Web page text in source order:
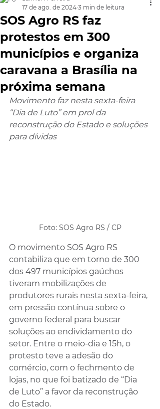
SOS Agro RS faz
protestos em 300
municípios e organiza
caravana a Brasília na
próxima semana
17 de ago. de 2024 3 min de leitura
Movimento faz nesta sexta-feira
“Dia de Luto” em prol da
reconstrução do Estado e soluções
para dívidas
Foto: SOS Agro RS / CP
O movimento SOS Agro RS
contabiliza que em torno de 300
dos 497 municípios gaúchos
tiveram mobilizações de
produtores rurais nesta sexta-feira,
em pressão contínua sobre o
governo federal para buscar
soluções ao endividamento do
setor. Entre o meio-dia e 15h, o
protesto teve a adesão do
comércio, com o fechmento de
lojas, no que foi batizado de “Dia
de Luto” a favor da reconstrução
do Estado.